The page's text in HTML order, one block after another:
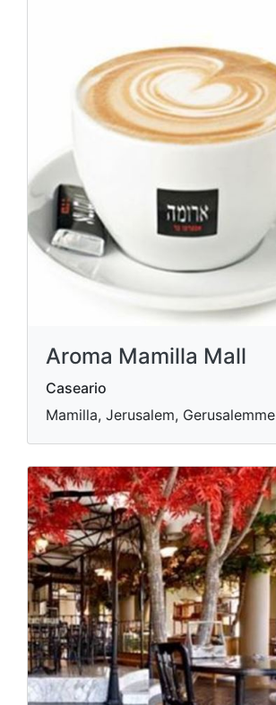
Aroma Mamilla Mall
Caseario
Mamilla, Jerusalem, Gerusalemme